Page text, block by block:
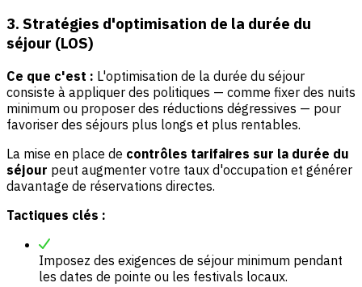
3. Stratégies d'optimisation de la durée du
séjour (LOS)
Ce que c'est : L'optimisation de la durée du séjour
consiste à appliquer des politiques — comme fixer des nuits
minimum ou proposer des réductions dégressives — pour
favoriser des séjours plus longs et plus rentables.
La mise en place de contrôles tarifaires sur la durée du
séjour peut augmenter votre taux d'occupation et générer
davantage de réservations directes.
Tactiques clés :
Imposez des exigences de séjour minimum pendant
les dates de pointe ou les festivals locaux.